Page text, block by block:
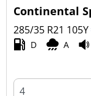
Continental
285/35 R21 105Y
D A